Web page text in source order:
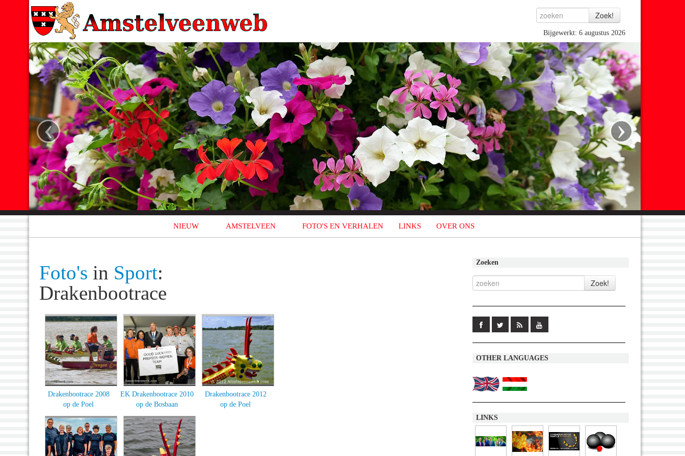
Bijgewerkt: 6 augustus 2026
‹ ›
NIEUW AMSTELVEEN FOTO'S EN VERHALEN LINKS OVER ONS
Foto's in Sport:
Drakenbootrace
Drakenbootrace 2008
op de Poel
EK Drakenbootrace 2010
op de Bosbaan
Drakenbootrace 2012
op de Poel
Zoeken
OTHER LANGUAGES
LINKS